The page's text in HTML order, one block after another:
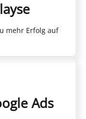
mehr Erfolg auf
Ads